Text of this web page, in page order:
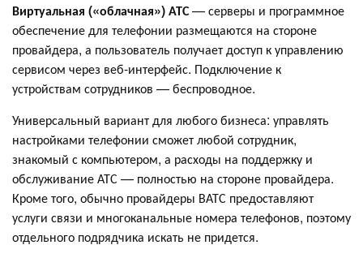
Виртуальная («облачная») АТС— серверы и программное
обеспечение для телефонии размещаются на стороне
провайдера, а пользователь получает доступ к управлению
сервисом через веб-интерфейс. Подключение к
устройствам сотрудников — беспроводное.
Универсальный вариант для любого бизнеса: управлять
настройками телефонии сможет любой сотрудник,
знакомый с компьютером, а расходы на поддержку и
обслуживание АТС — полностью на стороне провайдера.
Кроме того, обычно провайдеры ВАТС предоставляют
услуги связи и многоканальные номера телефонов, поэтому
отдельного подрядчика искать не придется.